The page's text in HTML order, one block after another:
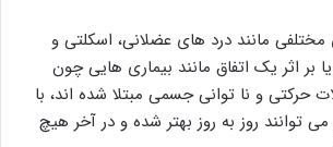
مختلفی مانند درد های عضلانی، اسکلتی و
بر اثر یک اتفاق مانند بیماری هایی چون
حرکتی و نا توانی جسمی مبتلا شده اند، با
می توانند روز به روز بهتر شده و در آخر هیچ